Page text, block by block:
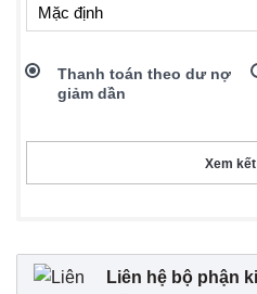
Thanh toán theo dư nợ
giảm dần
Xem
Liên hệ bộ phận